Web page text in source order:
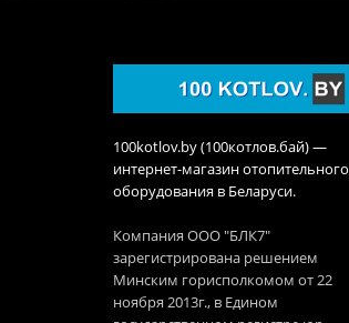
100kotlov.by (100котлов.бай) —
интернет-магазин отопительного
оборудования в Беларуси.
Компания ООО "БЛК7"
зарегистрирована решением
Минским горисполкомом от 22
ноября 2013г., в Едином